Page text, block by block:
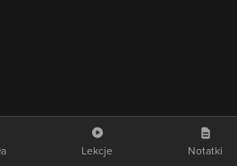
Lekcje Notatki